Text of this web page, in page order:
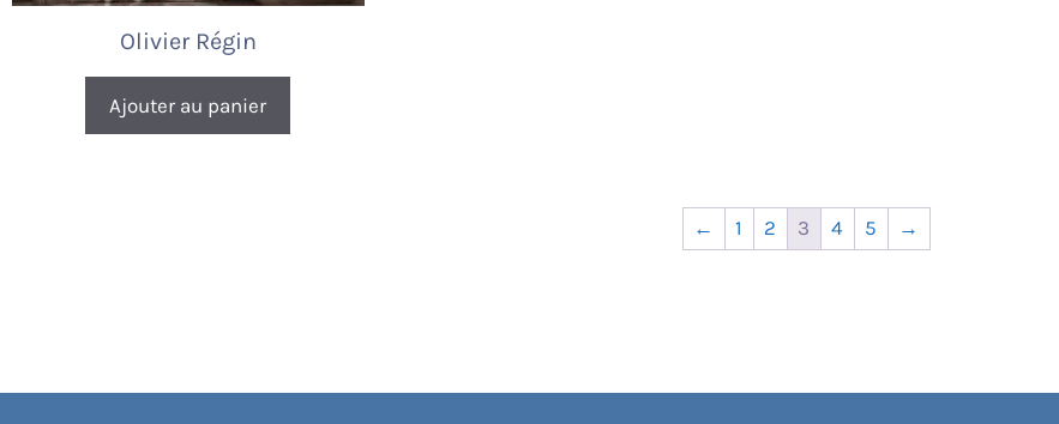
Olivier Régin
Ajouter au panier
← 1 2 3 4 5 →